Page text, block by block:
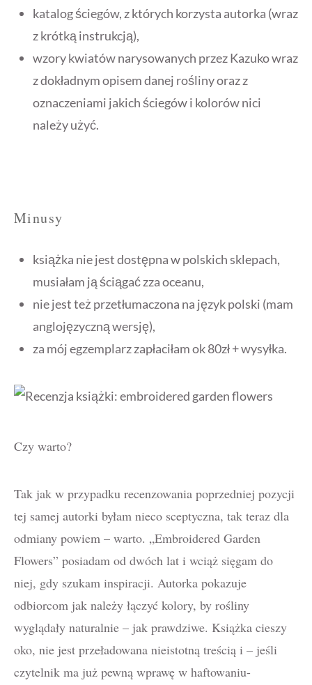
katalog ściegów, z których korzysta autorka (wraz
z krótką instrukcją),
wzory kwiatów narysowanych przez Kazuko wraz
z dokładnym opisem danej rośliny oraz z
oznaczeniami jakich ściegów i kolorów nici
należy użyć.
Minusy
książka nie jest dostępna w polskich sklepach,
musiałam ją ściągać zza oceanu,
nie jest też przetłumaczona na język polski (mam
anglojęzyczną wersję),
za mój egzemplarz zapłaciłam ok 80zł + wysyłka.
Czy warto?
Tak jak w przypadku recenzowania poprzedniej pozycji
tej samej autorki byłam nieco sceptyczna, tak teraz dla
odmiany powiem – warto. „Embroidered Garden
Flowers” posiadam od dwóch lat i wciąż sięgam do
niej, gdy szukam inspiracji. Autorka pokazuje
odbiorcom jak należy łączyć kolory, by rośliny
wyglądały naturalnie – jak prawdziwe. Książka cieszy
oko, nie jest przeładowana nieistotną treścią i – jeśli
czytelnik ma już pewną wprawę w haftowaniu-